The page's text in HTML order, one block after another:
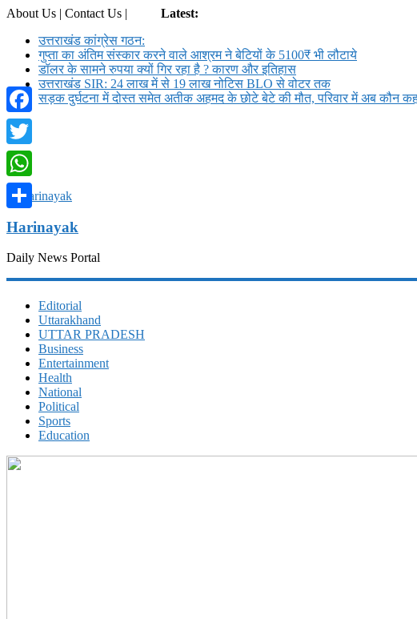
About Us | Contact Us |
Latest:
उत्तराखंड कांग्रेस गठन:
गुप्ता का अंतिम संस्कार करने वाले आश्रम ने बेटियों के 5100₹ भी लौटाये
डॉलर के सामने रुपया क्यों गिर रहा है ? कारण और इतिहास
उत्तराखंड SIR: 24 लाख में से 19 लाख नोटिस BLO से वोटर तक
सड़क दुर्घटना में दोस्त समेत अतीक अहमद के छोटे बेटे की मौत, परिवार में अब कौन
Harinayak
Daily News Portal
Editorial
Uttarakhand
UTTAR PRADESH
Business
Entertainment
Health
National
Political
Sports
Education
Facebook
Twitter
WhatsApp
Share